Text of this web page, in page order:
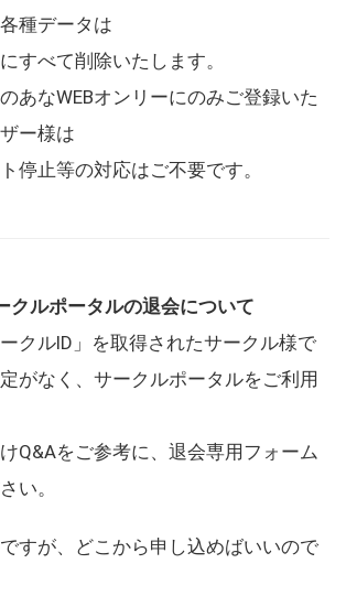
種データは
すべて削除いたします。
あなWEBオンリーにのみご登録いた
ー様は
停止等の対応はご不要です。
クルポータルの退会について
ークルID」を取得されたサークル様で
がなく、サークルポータルをご利用
Q&Aをご参考に、退会専用フォーム
い。
すが、どこから申し込めばいいので